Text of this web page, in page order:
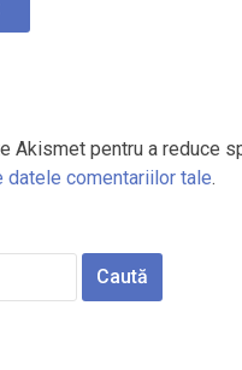
Akismet pentru a reduce
datele comentariilor tale.